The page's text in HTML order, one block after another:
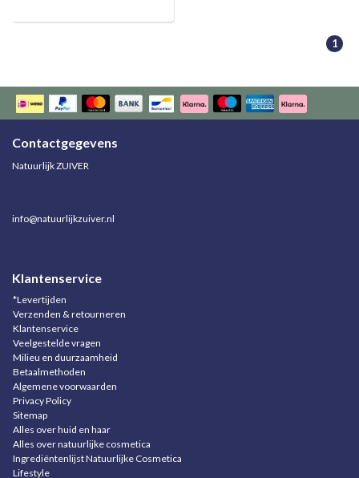
1
Contactgegevens
Natuurlijk ZUIVER
info@natuurlijkzuiver.nl
Klantenservice
*Levertijden
Verzenden & retourneren
Klantenservice
Veelgestelde vragen
Milieu en duurzaamheid
Betaalmethoden
Algemene voorwaarden
Privacy Policy
Sitemap
Alles over huid en haar
Alles over natuurlijke cosmetica
Ingrediëntenlijst Natuurlijke Cosmetica
Lifestyle